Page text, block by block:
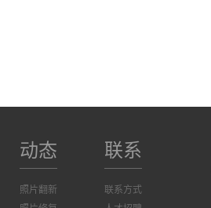
动态
照片翻新
联系
联系方式